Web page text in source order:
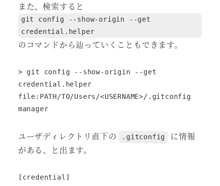
また、検索すると
git config --show-origin --get
credential.helper
のコマンドから辿っていくこともできます。
> git config --show-origin --get
credential.helper
file:PATH/TO/Users/<USERNAME>/.gitconfig
manager
ユーザディレクトリ直下の .gitconfig
に情報
がある、と出ます。
[credential]